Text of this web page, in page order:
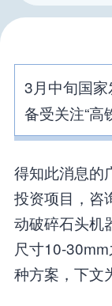
3月中旬国家
备受关注“高
得知此消息的
投资项目，咨
动破碎石头机
尺寸10-
种方案，下文